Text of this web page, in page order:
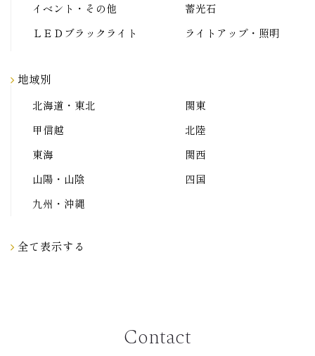
イベント・その他
蓄光石
ＬＥＤブラックライト
ライトアップ・照明
地域別
北海道・東北
関東
甲信越
北陸
東海
関西
山陽・山陰
四国
九州・沖縄
全て表示する
Contact